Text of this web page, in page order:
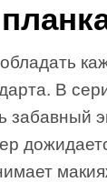
В
забавный